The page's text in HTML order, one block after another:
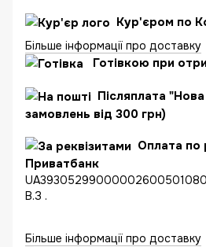
Кур'єром по
Більше інформації про доставку
Готівкою при
Післяплата
замовлень від 300 грн)
Оплата по
Приватбанк
В.З .
Більше інформації про доставку